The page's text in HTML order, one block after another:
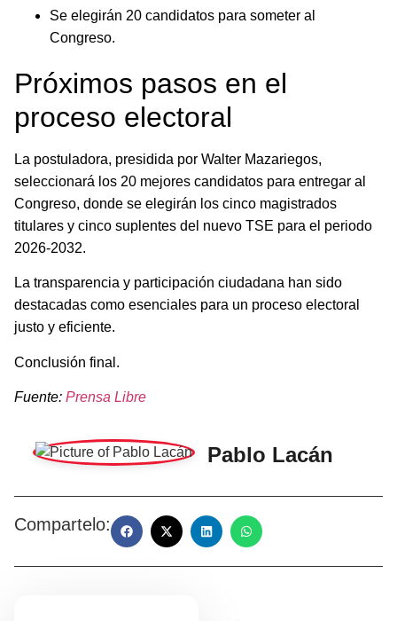
Se elegirán 20 candidatos para someter al
Congreso.
Próximos pasos en el
proceso electoral
La postuladora, presidida por Walter Mazariegos,
seleccionará los 20 mejores candidatos para entregar al
Congreso, donde se elegirán los cinco magistrados
titulares y cinco suplentes del nuevo TSE para el periodo
2026-2032.
La transparencia y participación ciudadana han sido
destacadas como esenciales para un proceso electoral
justo y eficiente.
Conclusión final.
Fuente: Prensa Libre
Pablo Lacán
Compartelo: